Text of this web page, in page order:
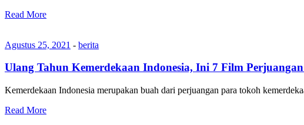
Read More
Agustus 25, 2021 - berita
Ulang Tahun Kemerdekaan Indonesia, Ini 7 Film
Kemerdekaan Indonesia merupakan buah dari perjuangan para tokoh
Read More